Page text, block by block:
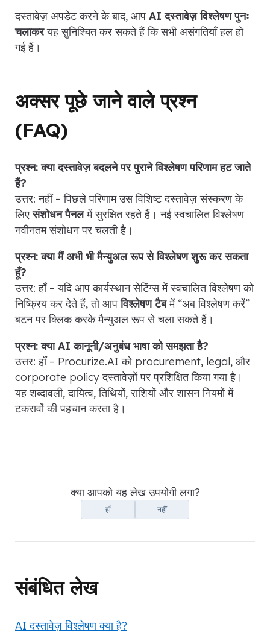
दस्तावेज़ अपडेट करने के बाद, आप AI दस्तावेज़ विश्लेषण पुनः
चलाकरयह सुनिश्चित कर सकते हैं कि सभी असंगतियाँ हल हो
गई हैं।
अक्सर पूछे जाने वाले प्रश्न
(FAQ)
प्रश्न: क्या दस्तावेज़ बदलने पर पुराने विश्लेषण परिणाम हट जाते
हैं?
उत्तर: नहीं – पिछले परिणाम उस विशिष्ट दस्तावेज़ संस्करण के
लिएसंशोधन पैनलमें सुरक्षित रहते हैं। नई स्वचालित विश्लेषण
नवीनतम संशोधन पर चलती है।
प्रश्न: क्या मैं अभी भी मैन्युअल रूप से विश्लेषण शुरू कर सकता
हूँ?
उत्तर: हाँ – यदि आप कार्यस्थान सेटिंग्स में स्वचालित विश्लेषण को
निष्क्रिय कर देते हैं, तो आपविश्लेषण टैबमें “अब विश्लेषण करें”
बटन पर क्लिक करके मैन्युअल रूप से चला सकते हैं।
प्रश्न: क्या AI कानूनी/अनुबंध भाषा को समझता है?
उत्तर: हाँ – Procurize.AI को procurement, legal, और
corporate policy दस्तावेज़ों पर प्रशिक्षित किया गया है।
यह शब्दावली, दायित्व, तिथियों, राशियों और शासन नियमों में
टकरावों की पहचान करता है।
क्या आपको यह लेख उपयोगी लगा?
हाँ नहीं
संबंधित लेख
AI दस्तावेज़ विश्लेषण क्या है?